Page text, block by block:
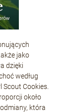
jako
dzięki
według
Scout Cookies.
około
która